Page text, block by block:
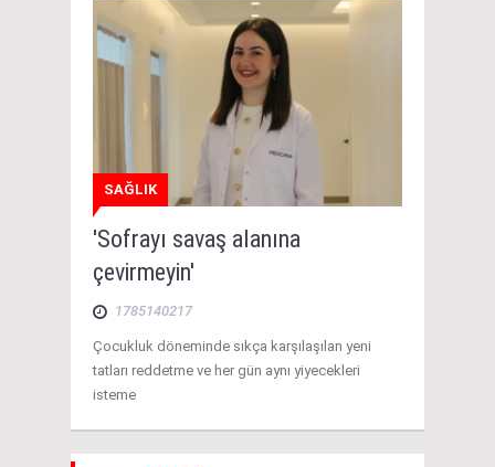
SAĞLIK
'Sofrayı savaş alanına
çevirmeyin'
1785140217
Çocukluk döneminde sıkça karşılaşılan yeni
tatları reddetme ve her gün aynı yiyecekleri
isteme